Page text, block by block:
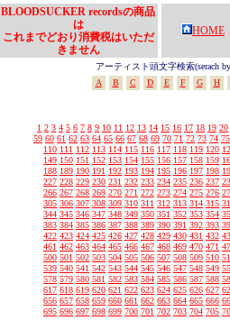
BLOODSUCKER recordsの商品
は
これまでどおり消費税はいただ
きません
HOME
アーティスト頭文字検索(serach
A
B C D E F G H
1 2 3 4 5 6 7 8 9 10 11 12 13 14 15 16 17 18 19 20
59 60 61 62 63 64 65 66 67 68 69 70 71 72 73 74 75
110 111 112 113 114 115 116 117 118 119 120
149 150 151 152 153 154 155 156 157 158 159
188 189 190 191 192 193 194 195 196 197 198
227 228 229 230 231 232 233 234 235 236 237
266 267 268 269 270 271 272 273 274 275 276
305 306 307 308 309 310 311 312 313 314 315
344 345 346 347 348 349 350 351 352 353 354
383 384 385 386 387 388 389 390 391 392 393
422 423 424 425 426 427 428 429 430 431 432
461 462 463 464 465 466 467 468 469 470 471
500 501 502 503 504 505 506 507 508 509 510
539 540 541 542 543 544 545 546 547 548 549
578 579 580 581 582 583 584 585 586 587 588
617 618 619 620 621 622 623 624 625 626 627
656 657 658 659 660 661 662 663 664 665 666
695 696 697 698 699 700 701 702 703 704 705